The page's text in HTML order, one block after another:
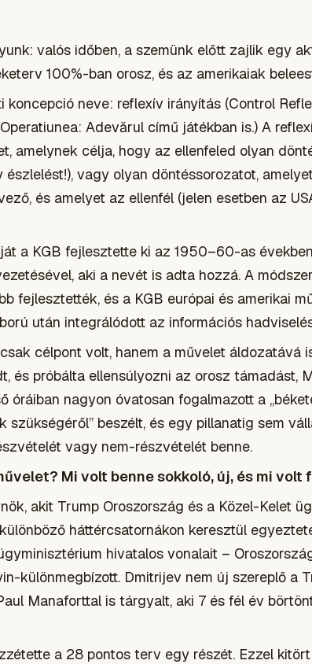
valós időben, a szemünk előtt zajlik egy
100%-ban orosz, és az amerikaiak
neve: reflexív irányítás (Control
Adevărul című játékban is.) A
amelynek célja, hogy az ellenfeled olyan
vagy olyan döntéssorozatot,
és amelyet az ellenfél (jelen esetben az
a KGB fejlesztette ki az 1950–60-as
aki a nevét is adta hozzá. A
fejlesztették, és a KGB európai és amerikai
után integrálódott az információs
célpont volt, hanem a művelet áldozatává
és próbálta ellensúlyozni az orosz támadást,
óráiban nagyon óvatosan fogalmazott a
szükségéről” beszélt, és egy pillanatig sem
vagy nem-részvételét benne.
Mi volt benne sokkoló, új, és mi volt
akit Trump Oroszország és a Közel-Kelet
háttércsatornákon keresztül
hivatalos vonalait –
különmegbízott. Dmitrijev nem új szereplő a
Manaforttal is tárgyalt, aki 7 és fél év
a 28 pontos terv egy részét. Ezzel